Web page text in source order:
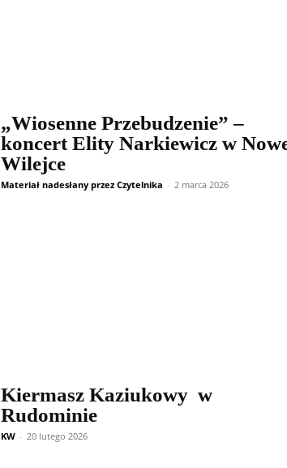
„Wiosenne Przebudzenie” –
koncert Elity Narkiewicz w
Wilejce
Materiał nadesłany przez Czytelnika - 2 marca 2026
Kiermasz Kaziukowy w
Rudominie
KW - 20 lutego 2026